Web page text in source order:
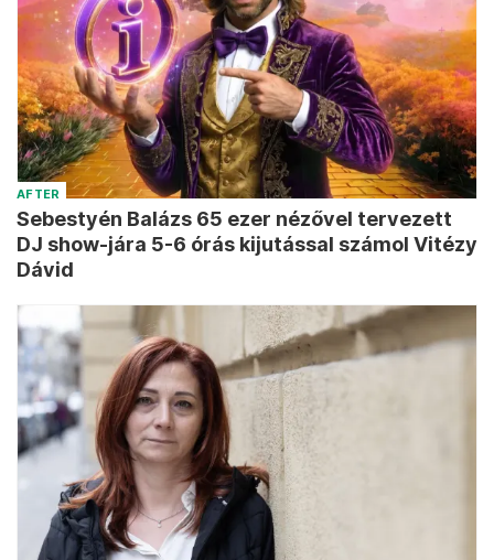
AFTER
Sebestyén Balázs 65 ezer nézővel tervezett
DJ show-jára 5-6 órás kijutással számol Vitézy
Dávid